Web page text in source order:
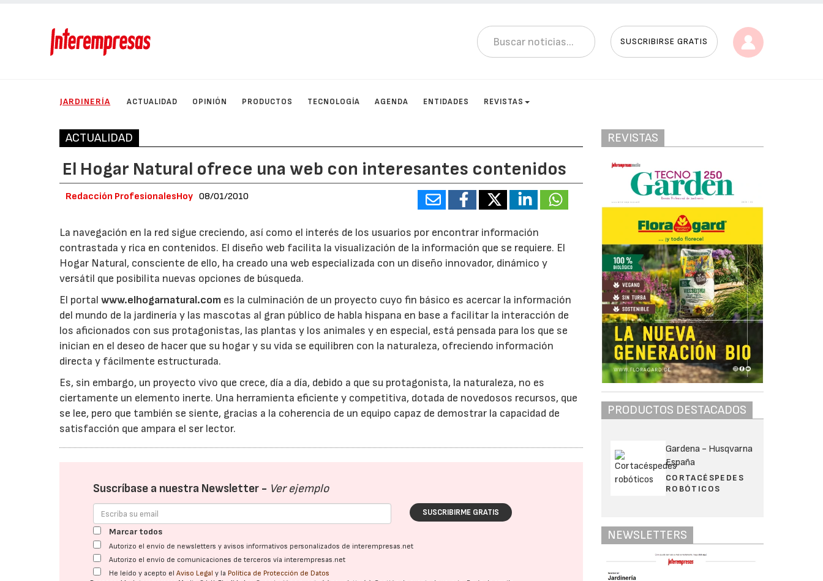
SUSCRIBIRSE GRATIS
JARDINERÍA ACTUALIDAD OPINIÓN PRODUCTOS TECNOLOGÍA AGENDA ENTIDADES REVISTAS
ACTUALIDAD
El Hogar Natural ofrece una web con interesantes contenidos
Redacción ProfesionalesHoy 08/01/2010
La navegación en la red sigue creciendo, así como el interés de los usuarios por encontrar información
contrastada y rica en contenidos. El diseño web facilita la visualización de la información que se requiere. El
Hogar Natural, consciente de ello, ha creado una web especializada con un diseño innovador, dinámico y
versátil que posibilita nuevas opciones de búsqueda.
El portalwww.elhogarnatural.com es la culminación de un proyecto cuyo fin básico es acercar la información
del mundo de la jardinería y las mascotas al gran público de habla hispana en base a facilitar la interacción de
los aficionados con sus protagonistas, las plantas y los animales y en especial, está pensada para los que se
inician en el deseo de hacer que su hogar y su vida se equilibren con la naturaleza, ofreciendo información
directa y fácilmente estructurada.
Es, sin embargo, un proyecto vivo que crece, día a día, debido a que su protagonista, la naturaleza, no es
ciertamente un elemento inerte. Una herramienta eficiente y competitiva, dotada de novedosos recursos, que
se lee, pero que también se siente, gracias a la coherencia de un equipo capaz de demostrar la capacidad de
satisfacción que ampara el ser lector.
Suscríbase a nuestra Newsletter - Ver ejemplo
SUSCRIBIRME GRATIS
Marcar todos
Autorizo el envío de newsletters y avisos informativos personalizados de interempresas.net
Autorizo el envío de comunicaciones de terceros vía interempresas.net
He leído y acepto elAviso Legal y la Política de Protección de Datos
REVISTAS
PRODUCTOS DESTACADOS
Gardena - Husqvarna
España
CORTACÉSPEDES
ROBÓTICOS
NEWSLETTERS